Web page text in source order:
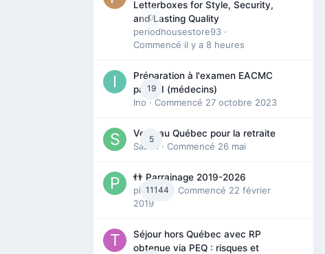
0
Letterboxes for Style, Security,
and Lasting Quality
periodhousestore93 ·
Commencé il y a 8 heures
19
Préparation à l'examen EACMC
partie I (médecins)
Ino · Commencé 27 octobre 2023
5
Venir au Québec pour la retraite
Sab74 · Commencé 26 mai
11144
👬 Parrainage 2019-2026
piinoush
· Commencé 22 février
2019
Séjour hors Québec avec RP
obtenue via PEQ : risques et